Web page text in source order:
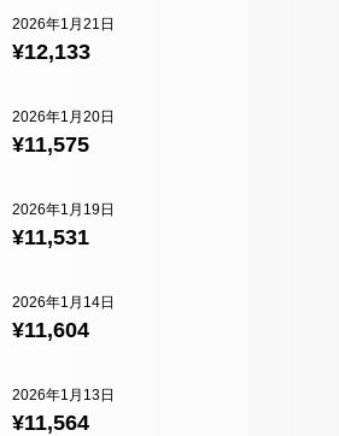
¥12,133
2026年1月21日
¥11,575
2026年1月20日
¥11,531
2026年1月19日
¥11,604
2026年1月14日
¥11,564
2026年1月13日